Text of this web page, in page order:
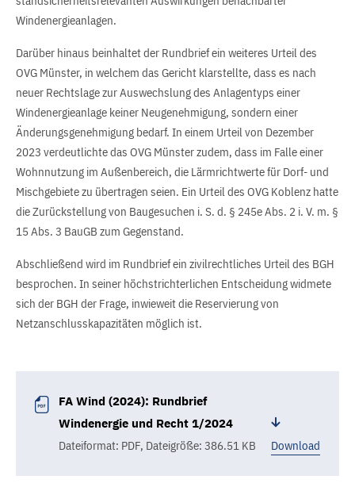
Windenergieanlagen.
Darüber hinaus beinhaltet der Rundbrief ein weiteres Urteil des
OVG Münster, in welchem das Gericht klarstellte, dass es nach
neuer Rechtslage zur Auswechslung des Anlagentyps einer
Windenergieanlage keiner Neugenehmigung, sondern einer
Änderungsgenehmigung bedarf. In einem Urteil von Dezember
2023 verdeutlichte das OVG Münster zudem, dass im Falle einer
Wohnnutzung im Außenbereich, die Lärmrichtwerte für Dorf- und
Mischgebiete zu übertragen seien. Ein Urteil des OVG Koblenz hatte
die Zurückstellung von Baugesuchen i. S. d. § 245e Abs. 2 i. V. m. §
15 Abs. 3 BauGB zum Gegenstand.
Abschließend wird im Rundbrief ein zivilrechtliches Urteil des BGH
besprochen. In seiner höchstrichterlichen Entscheidung widmete
sich der BGH der Frage, inwieweit die Reservierung von
Netzanschlusskapazitäten möglich ist.
FA Wind (2024): Rundbrief
Windenergie und Recht 1/2024
Dateiformat: PDF, Dateigröße: 386.51 KB Download